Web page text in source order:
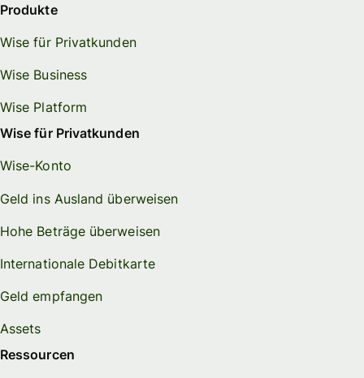
Produkte
Wise für Privatkunden
Wise Business
Wise Platform
Wise für Privatkunden
Wise-Konto
Geld ins Ausland überweisen
Hohe Beträge überweisen
Internationale Debitkarte
Geld empfangen
Assets
Ressourcen